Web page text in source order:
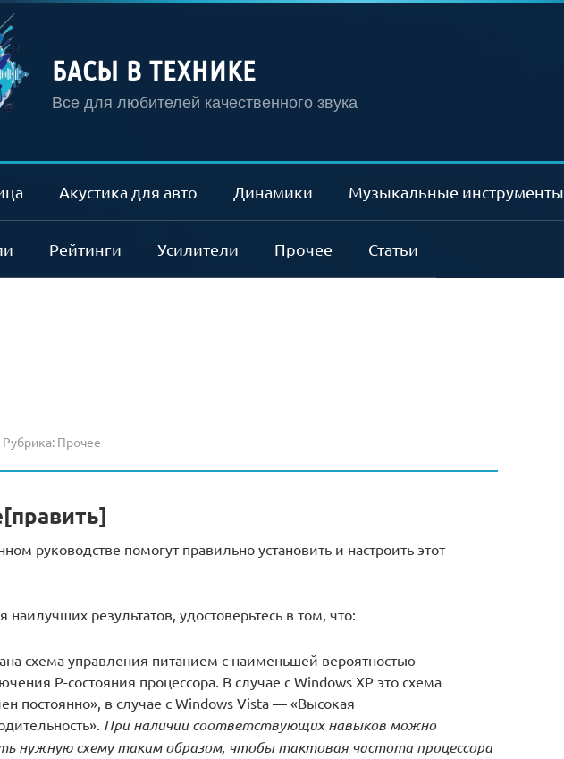
БАСЫ В ТЕХНИКЕ
Все для любителей качественного звука
Акустика для авто Динамики Музыкальные инструменты
Рейтинги Усилители Прочее Статьи
Рубрика: Прочее
руководстве помогут правильно установить и настроить этот
наилучших результатов, удостоверьтесь в том, что:
схема управления питанием с наименьшей вероятностью
P-состояния процессора. В случае с Windows XP это схема
постоянно», в случае с Windows Vista — «Высокая
При наличии соответствующих навыков можно
нужную схему таким образом, чтобы тактовая частота процессора